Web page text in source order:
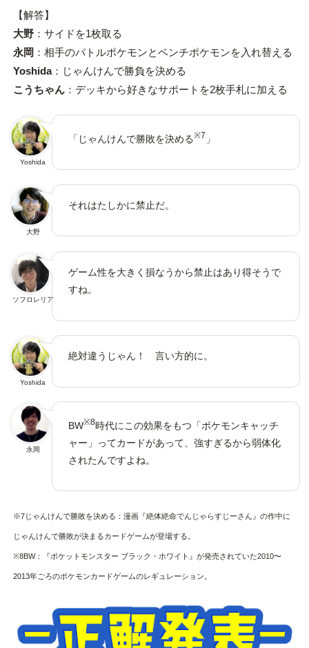
【解答】
大野：サイドを1枚取る
永岡 ：相手のバトルポケモンとベンチポケモンを入れ替える
Yoshida：じゃんけんで勝負を決める
こうちゃん：デッキから好きなサポートを2枚手札に加える
Yoshida
「じゃんけんで勝敗を決める※7 」
大野
それはたしかに禁止だ。
ソフロレリア
ゲーム性を大きく損なうから禁止はあり得そうで
すね。
Yoshida
絶対違うじゃん！ 言い方的に。
永岡
BW※8時代にこの効果をもつ「ポケモンキャッチ
ャー」ってカードがあって、強すぎるから弱体化
されたんですよね。
※7じゃんけんで勝敗を決める：漫画『絶体絶命でんじゃらすじーさん』の作中に
じゃんけんで勝敗が決まるカードゲームが登場する。
※8BW：『ポケットモンスター ブラック・ホワイト』が発売されていた2010〜
2013年ごろのポケモンカードゲームのレギュレーション。